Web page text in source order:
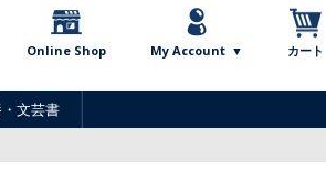
Online Shop My Account カート
文芸書